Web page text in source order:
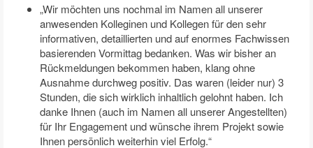
„Wir möchten uns nochmal im Namen all unserer
anwesenden Kolleginen und Kollegen für den sehr
informativen, detaillierten und auf enormes Fachwissen
basierenden Vormittag bedanken. Was wir bisher an
Rückmeldungen bekommen haben, klang ohne
Ausnahme durchweg positiv. Das waren (leider nur) 3
Stunden, die sich wirklich inhaltlich gelohnt haben. Ich
danke Ihnen (auch im Namen all unserer Angestellten)
für Ihr Engagement und wünsche ihrem Projekt sowie
Ihnen persönlich weiterhin viel Erfolg.“